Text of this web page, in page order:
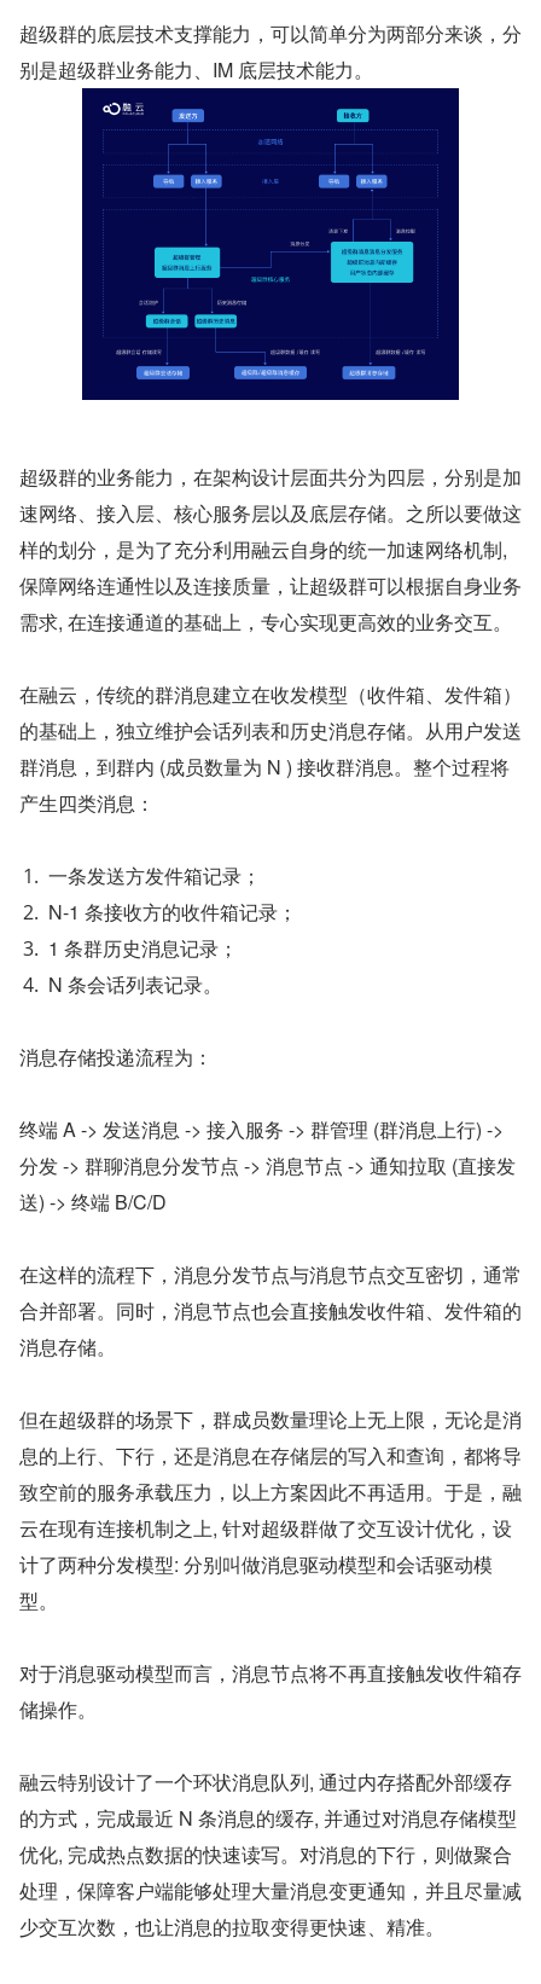
超级群的底层技术支撑能力，可以简单分为两部分来谈，分
别是超级群业务能力、IM 底层技术能力。
超级群的业务能力，在架构设计层面共分为四层，分别是加
速网络、接入层、核心服务层以及底层存储。之所以要做这
样的划分，是为了充分利用融云自身的统一加速网络机制,
保障网络连通性以及连接质量，让超级群可以根据自身业务
需求, 在连接通道的基础上，专心实现更高效的业务交互。
在融云，传统的群消息建立在收发模型（收件箱、发件箱）
的基础上，独立维护会话列表和历史消息存储。从用户发送
群消息，到群内 (成员数量为 N ) 接收群消息。整个过程将
产生四类消息：
一条发送方发件箱记录；
N-1 条接收方的收件箱记录；
1 条群历史消息记录；
N 条会话列表记录。
消息存储投递流程为：
终端 A -> 发送消息 -> 接入服务 -> 群管理 (群消息上行) ->
分发 -> 群聊消息分发节点 -> 消息节点 -> 通知拉取 (直接发
送) -> 终端 B/C/D
在这样的流程下，消息分发节点与消息节点交互密切，通常
合并部署。同时，消息节点也会直接触发收件箱、发件箱的
消息存储。
但在超级群的场景下，群成员数量理论上无上限，无论是消
息的上行、下行，还是消息在存储层的写入和查询，都将导
致空前的服务承载压力，以上方案因此不再适用。于是，融
云在现有连接机制之上, 针对超级群做了交互设计优化，设
计了两种分发模型: 分别叫做消息驱动模型和会话驱动模
型。
对于消息驱动模型而言，消息节点将不再直接触发收件箱存
储操作。
融云特别设计了一个环状消息队列, 通过内存搭配外部缓存
的方式，完成最近 N 条消息的缓存, 并通过对消息存储模型
优化, 完成热点数据的快速读写。对消息的下行，则做聚合
处理，保障客户端能够处理大量消息变更通知，并且尽量减
少交互次数，也让消息的拉取变得更快速、精准。